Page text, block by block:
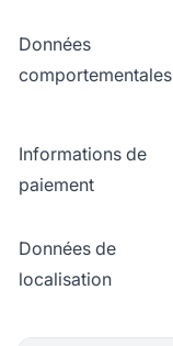
Données
comportementales
Informations de
paiement
Données de
localisation